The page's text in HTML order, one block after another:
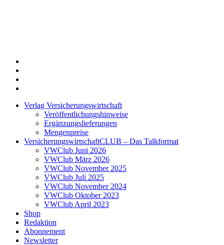
Verlag Versicherungswirtschaft
Veröffentlichungshinweise
Ergänzungslieferungen
Mengenpreise
VersicherungswirtschaftCLUB – Das Talkformat
VWClub Juni 2026
VWClub März 2026
VWClub November 2025
VWClub Juli 2025
VWClub November 2024
VWClub Oktober 2023
VWClub April 2023
Shop
Redaktion
Abonnement
Newsletter